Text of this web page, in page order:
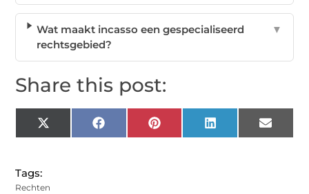
Wat maakt incasso een gespecialiseerd
rechtsgebied?
▼
Share this post:
X
(Twitter)
Facebook Pinterest LinkedIn Email
Tags:
Rechten